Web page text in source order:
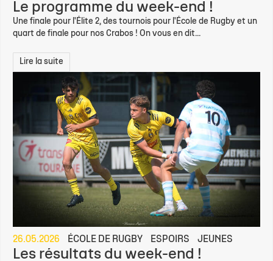
Le programme du week-end !
Une finale pour l'Élite 2, des tournois pour l'École de Rugby et un
quart de finale pour nos Crabos ! On vous en dit...
Lire la suite
26.05.2026 ÉCOLE DE RUGBY ESPOIRS JEUNES
Les résultats du week-end !